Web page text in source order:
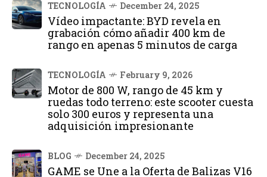
TECNOLOGÍA December 24, 2025
Vídeo impactante: BYD revela en
grabación cómo añadir 400 km de
rango en apenas 5 minutos de carga
TECNOLOGÍA February 9, 2026
Motor de 800 W, rango de 45 km y
ruedas todo terreno: este scooter cuesta
solo 300 euros y representa una
adquisición impresionante
BLOG December 24, 2025
GAME se Une a la Oferta de Balizas V16